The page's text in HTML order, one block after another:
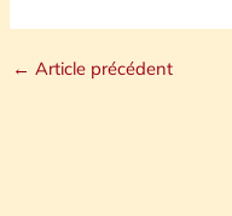
← Article précédent